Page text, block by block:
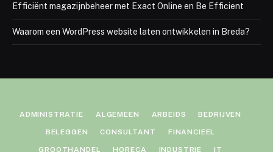
Efficiënt magazijnbeheer met Exact Online en Be Efficient
Waarom een WordPress website laten ontwikkelen in Breda?
ADMINISTRATIE ALGEMEEN ARBEIDS BEDRIJVEN
BELEGGEN CONSULTANT FINANCIEEL
GROOTHANDEL HORECA INDUSTRIE IT